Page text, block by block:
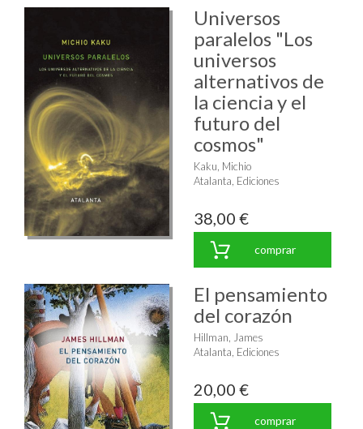
Universos
paralelos "Los
universos
alternativos de
la ciencia y el
futuro del
cosmos"
Kaku, Michio
Atalanta, Ediciones
38,00 €
comprar
El pensamiento
del corazón
Hillman, James
Atalanta, Ediciones
20,00 €
comprar